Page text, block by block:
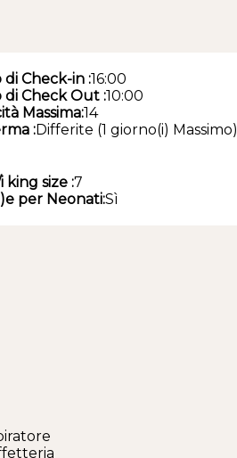
di Check-in :16:00
di Check Out :10:00
Massima:14
:Differite (1 giorno(i) Massimo)
king size :7
per Neonati:Sì